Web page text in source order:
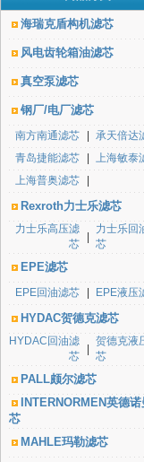
海瑞克盾构机滤芯
风电齿轮箱油滤芯
真空泵滤芯
钢厂/电厂滤芯
南方南通滤芯
承天倍达
青岛捷能滤芯
上海敏泰
上海普奥滤芯
Rexroth力士乐滤芯
力士乐高压滤
芯
力士乐回
芯
EPE滤芯
EPE回油滤芯 EPE液压
HYDAC贺德克滤芯
HYDAC回油滤
芯
贺德克液
芯
PALL颇尔滤芯
INTERNORMEN英德
芯
MAHLE玛勒滤芯